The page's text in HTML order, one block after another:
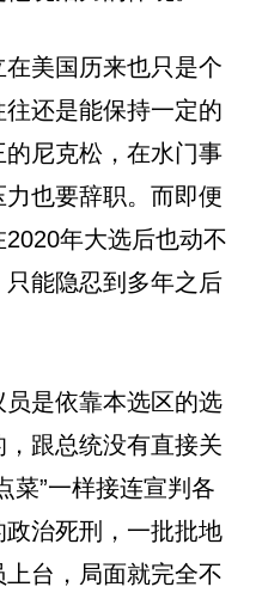
美国历来也只是个
还是能保持一定的
尼克松，在水门事
也要辞职。而即便
年大选后也动不
能隐忍到多年之后
是依靠本选区的选
跟总统没有直接关
菜”一样接连宣判各
治死刑，一批批地
台，局面就完全不